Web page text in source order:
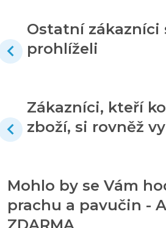
Ostatní zákazníci
prohlíželi
Zákazníci, kteří
zboží, si rovněž
Mohlo by se Vám
prachu a pavučin -
ZDARMA